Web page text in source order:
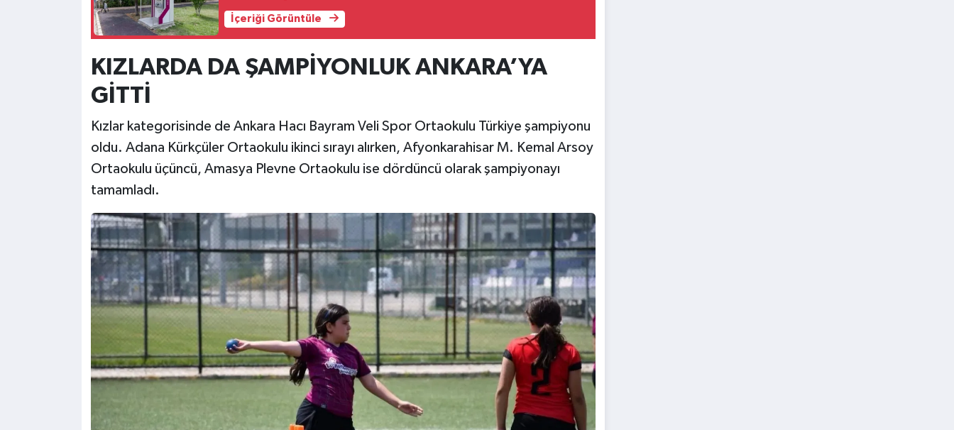
İçeriği Görüntüle
KIZLARDA DA ŞAMPİYONLUK ANKARA’YA
GİTTİ
Kızlar kategorisinde de Ankara Hacı Bayram Veli Spor Ortaokulu Türkiye şampiyonu
oldu. Adana Kürkçüler Ortaokulu ikinci sırayı alırken, Afyonkarahisar M. Kemal Arsoy
Ortaokulu üçüncü, Amasya Plevne Ortaokulu ise dördüncü olarak şampiyonayı
tamamladı.